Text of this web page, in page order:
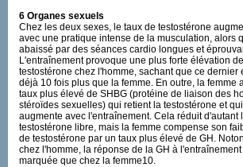
6 Organes sexuels
Chez les deux sexes, le taux de testostérone
avec une pratique intense de la musculation, alors
abaissé par des séances cardio longues et
L'entraînement provoque une plus forte élévation
testostérone chez l'homme, sachant que ce dernier
déjà 10 fois plus que la femme. En outre, la femme
taux plus élevé de SHBG (protéine de liaison des
stéroïdes sexuelles) qui retient la testostérone et qui
augmente avec l'entraînement. Cela réduit d'autant
testostérone libre, mais la femme compense son
de testostérone par un taux plus élevé de GH.
chez l'homme, la réponse de la GH à
marquée que chez la femme10.